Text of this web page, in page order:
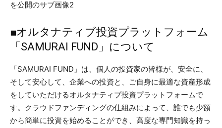
■オルタナティブ投資プラットフォーム
「SAMURAI FUND」について
「SAMURAI FUND」は、個人の投資家の皆様が、安全に、
そして安心して、企業への投資と、ご自身に最適な資産形成
をしていただけるオルタナティブ投資プラットフォームで
す。クラウドファンディングの仕組みによって、誰でも少額
から簡単に投資を始めることができ、高度な専門知識を持っ